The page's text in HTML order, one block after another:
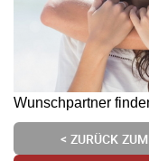
Wunschpartner
< ZURÜCK